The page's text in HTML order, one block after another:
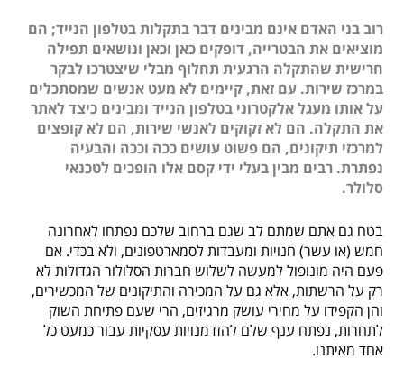
רוב בני האדם אינם מבינים דבר בתקלות בטלפון הנייד; הם
מוציאים את הבטרייה, דופקים כאן וכאן ונושאים תפילה
חרישית שהתקלה הרגעית תחלוף מבלי שיצטרכו לבקר
במרכז שירות. עם זאת, קיימים לא מעט אנשים שמסתכלים
על אותו מעגל אלקטרוני בטלפון הנייד ומבינים כיצד לאתר
את התקלה. הם לא זקוקים לאנשי שירות, הם לא קופצים
למרכזי תיקונים, הם פשוט עושים ככה וככה והבעיה
נפתרת. רבים מבין בעלי ידי קסם אלו הופכים לטכנאי
סלולר.
בטח גם אתם שמתם לב שגם ברחוב שלכם נפתחו לאחרונה
חמש (או עשר) חנויות ומעבדות לסמארטפונים, ולא בכדי. אם
פעם היה מונופול למעשה לשלוש חברות הסלולור הגדולות לא
רק על הרשתות, אלא גם על המכירה והתיקונים של המכשירים,
והן הקפידו על מחירי עושק מרגיזים, הרי שעם פתיחת השוק
לתחרות, נפתח ענף שלם להזדמנויות עסקיות עבור כמעט כל
אחד מאיתנו.